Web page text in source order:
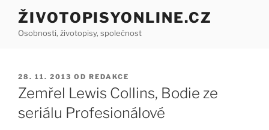
Přejít
obsahu
ŽIVOTOPISYONLINE.CZ
Osobnosti, životopisy, společnost
PUBLIKOVÁNO
28. 11. 2013 OD REDAKCE
Zemřel Lewis Collins, Bodie ze
seriálu Profesionálové